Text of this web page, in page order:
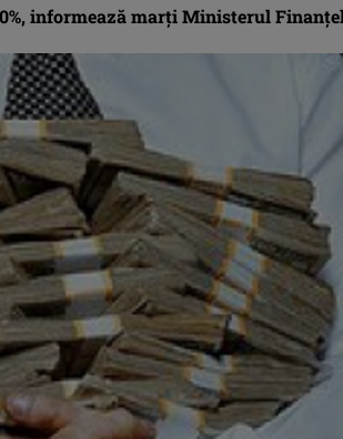
informează marţi Ministerul